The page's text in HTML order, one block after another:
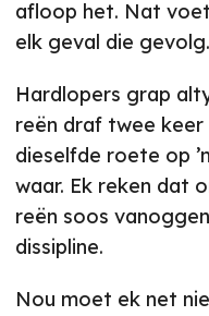
afloop het. Nat
elk geval die gevolg.
Hardlopers grap
reën draf twee keer
dieselfde roete op
waar. Ek reken dat
reën soos
dissipline.
Nou moet ek net